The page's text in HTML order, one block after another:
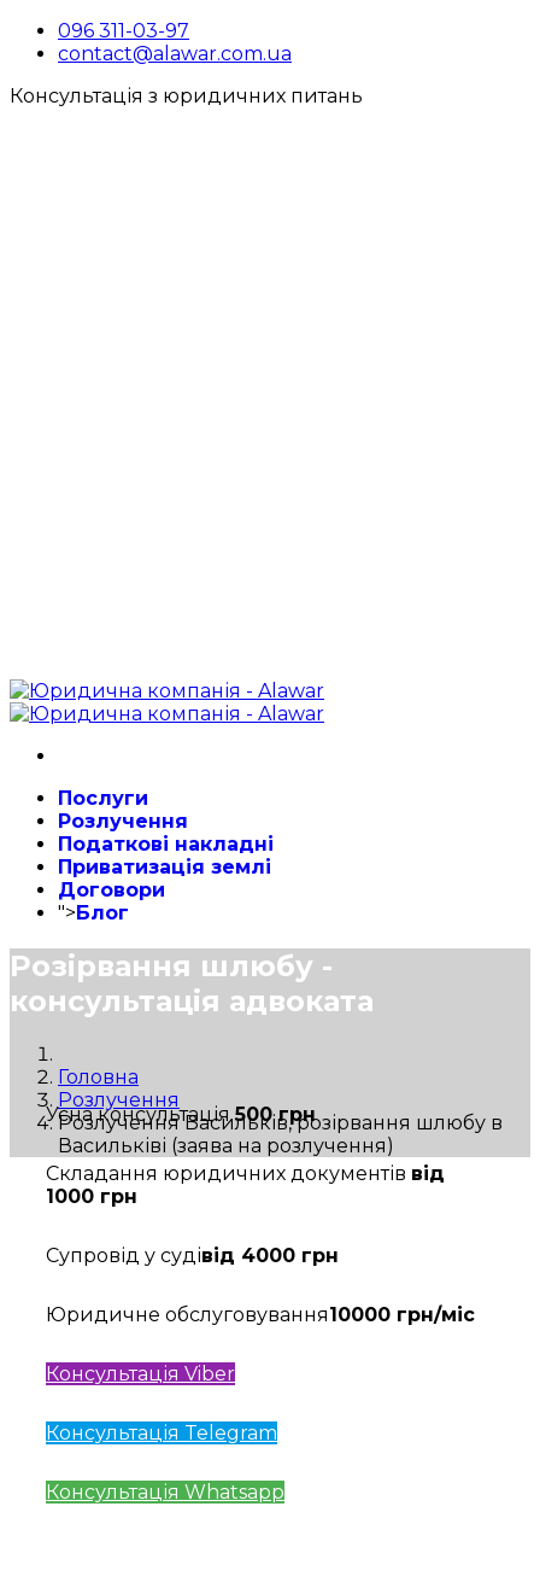
096 311-03-97
contact@alawar.com.ua
Консультація з юридичних питань
Послуги
Розлучення
Податкові накладні
Приватизація землі
Договори
">Блог
Розірвання шлюбу -
консультація адвоката
Головна
Розлучення
Розлучення Васильків, розірвання шлюбу в
Васильківі (заява на розлучення)
Усна консультація500 грн
Складання юридичних документів від
1000 грн
Супровід у судівід 4000 грн
Юридичне обслуговування10000 грн/міс
Консультація Viber
Консультація Telegram
Консультація Whatsapp